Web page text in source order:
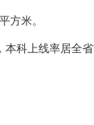
方米。
科上线率居全